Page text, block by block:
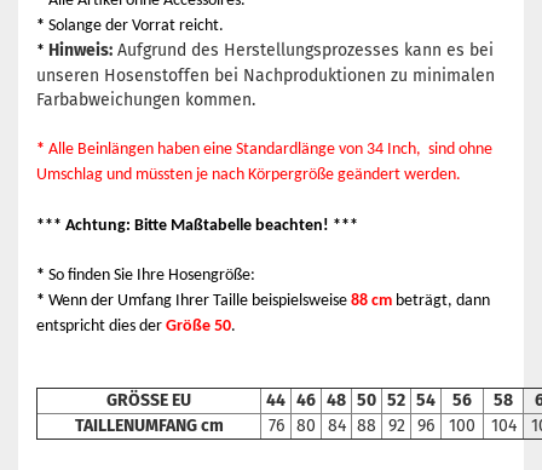
* Solange der Vorrat reicht.
* Hinweis: Aufgrund des Herstellungsprozesses kann es bei
unseren Hosenstoffen bei Nachproduktionen zu minimalen
Farbabweichungen kommen.
* Alle Beinlängen haben eine Standardlänge von 34 Inch, sind ohne
Umschlag und müssten je nach Körpergröße geändert werden.
*** Achtung: Bitte Maßtabelle beachten! ***
* So finden Sie Ihre Hosengröße:
* Wenn der Umfang Ihrer Taille beispielsweise 88 cm beträgt, dann
entspricht dies der Größe 50.
GRÖSSE EU 44 46 48 50 52 54 56 58
TAILLENUMFANG cm
76 80 84 88 92 96 100 104